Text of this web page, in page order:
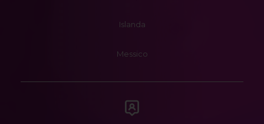
Islanda
Messico